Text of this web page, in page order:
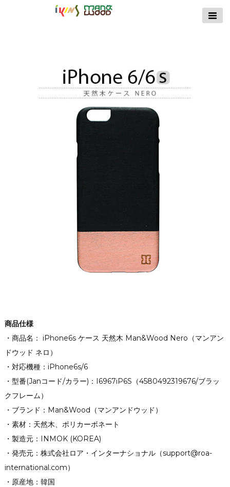
【公式サイト】
木ケース
商品仕様
・商品名： iPhone6s ケース 天然木 Man&Wood Nero（マンアン
ドウッド ネロ）
・対応機種：iPhone6s/6
・型番(Janコード/カラー)：I6967iP6S（4580492319676/ブラッ
クフレーム）
・ブランド：Man&Wood（マンアンドウッド）
・素材：天然木、ポリカーボネート
・製造元：INMOK (KOREA)
・発売元：株式会社ロア・インターナショナル（support@roa-
international.com）
・原産地：韓国